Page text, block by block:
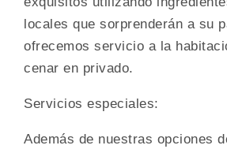
locales que sorprenderán a su
ofrecemos servicio a la
cenar en privado.
Servicios especiales:
Además de nuestras opciones